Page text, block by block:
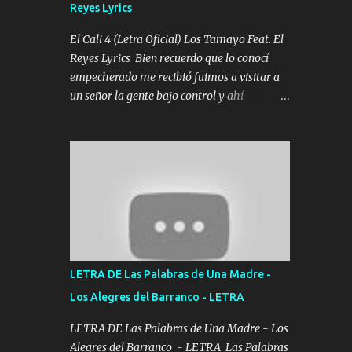
Tomense un buen trago Y así es como
empezamos los versos que voy cantando
(Music) A vido alta y bajas La carreta se
atora Pero nunca le aflojamos Ya me han
pasado cosas Y aunque ustedes no sepan
es...
Reyes Lyrics
El Cali 4 (Letra Oficial) Los Tamayo Feat. El
Reyes Lyrics Bien recuerdo que lo conocí
empecherado me recibió fuimos a visitar a
un señor la gente bajo control y ahí
reglas no secuestr0 no r0bar De La C giró la
orden nos comanda el doble P bien firmes
con Alto PRIETO y la camisa es color Verde y
peleam0s la Bandera por todita a la ciudad
con los drones patrullando la Frontera De
blancas ya hace falta mi APA FLACO verde
se le extraña pa que sepan Aquí Pura GENTE
DE LA RANA 🐸 POR CLAVE ES EL CALI 4
LETRA DE Las Palabras de Una Madre -
Los Alegres del Barranco - LETRA
LETRA DE Las Palabras de Una Madre - Los
Alegres del Barranco - LETRA Las Palabras